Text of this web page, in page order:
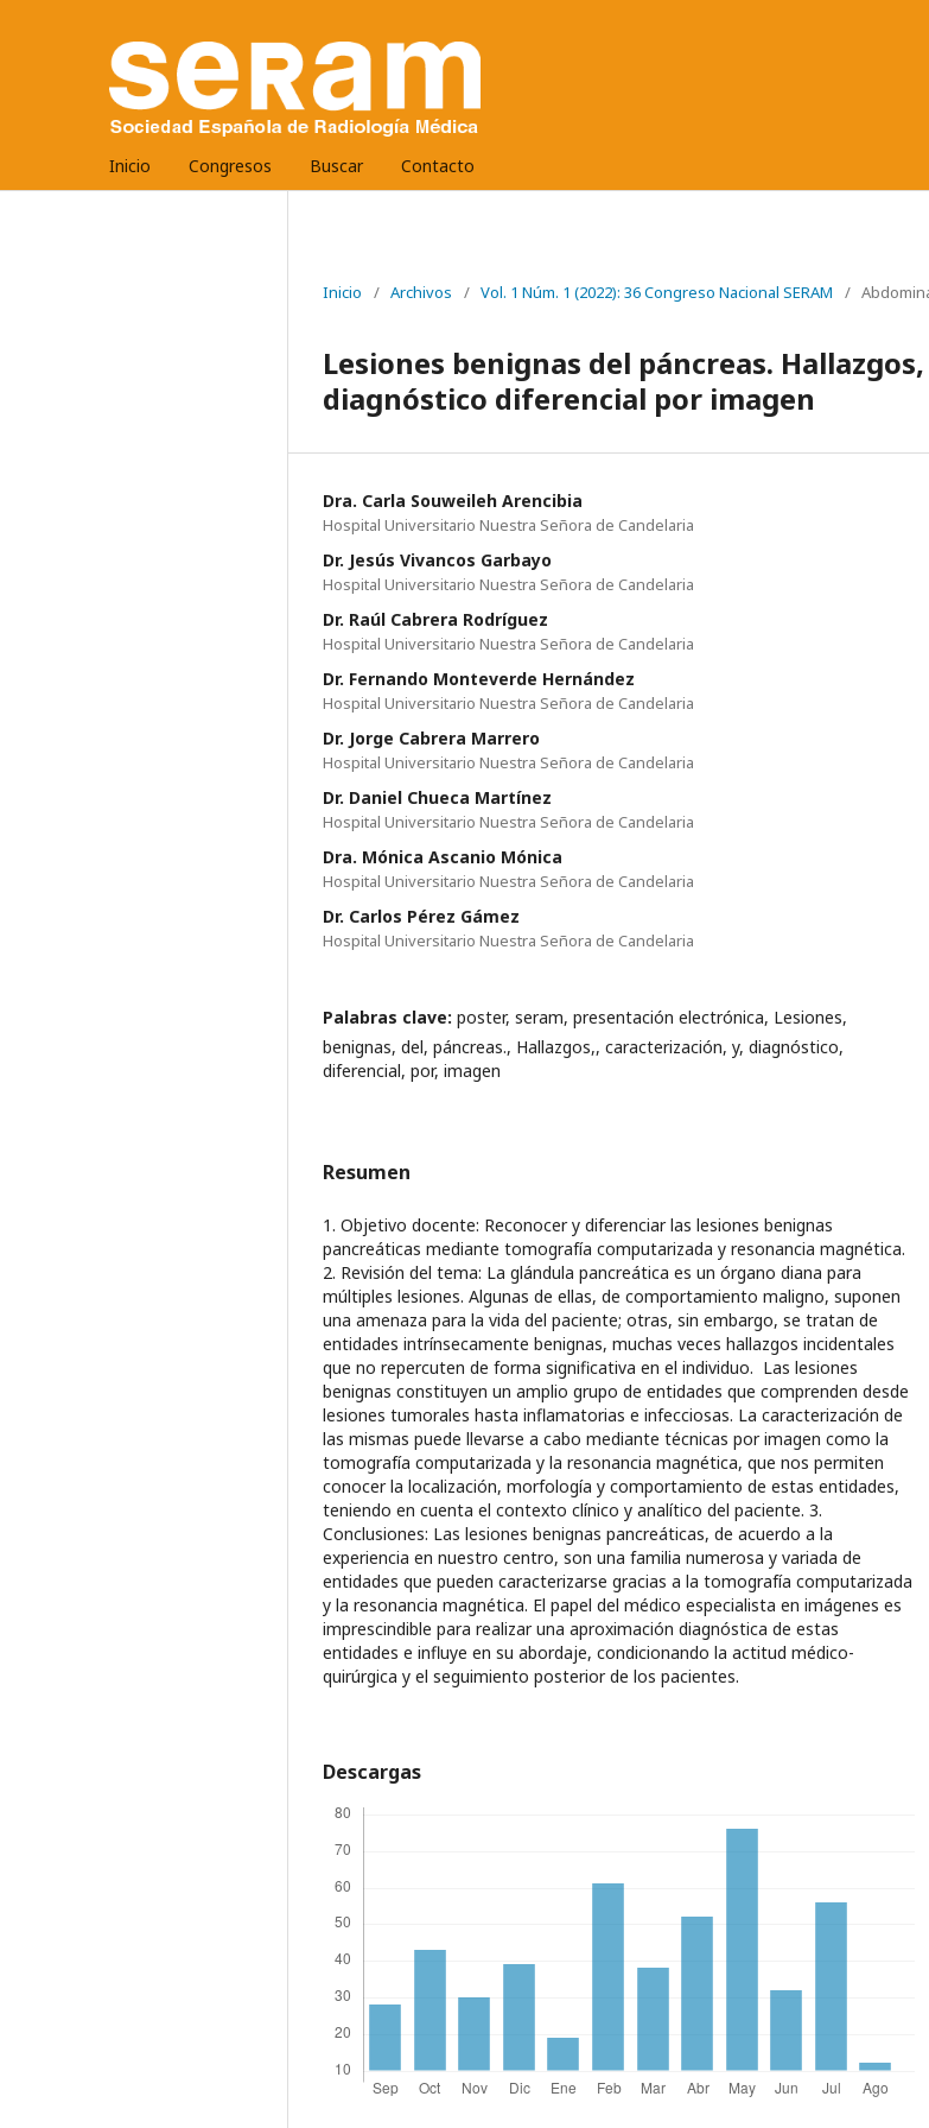
Inicio Congresos Buscar Contacto
Inicio / Archivos / Vol. 1 Núm. 1 (2022): 36 Congreso Nacional SERAM /
Lesiones benignas del páncreas.
diagnóstico diferencial por imagen
Dra. Carla Souweileh Arencibia
Hospital Universitario Nuestra Señora de Candelaria
Dr. Jesús Vivancos Garbayo
Hospital Universitario Nuestra Señora de Candelaria
Dr. Raúl Cabrera Rodríguez
Hospital Universitario Nuestra Señora de Candelaria
Dr. Fernando Monteverde Hernández
Hospital Universitario Nuestra Señora de Candelaria
Dr. Jorge Cabrera Marrero
Hospital Universitario Nuestra Señora de Candelaria
Dr. Daniel Chueca Martínez
Hospital Universitario Nuestra Señora de Candelaria
Dra. Mónica Ascanio Mónica
Hospital Universitario Nuestra Señora de Candelaria
Dr. Carlos Pérez Gámez
Hospital Universitario Nuestra Señora de Candelaria
Palabras clave: poster, seram, presentación electrónica, Lesiones,
benignas, del, páncreas., Hallazgos,, caracterización, y, diagnóstico,
diferencial, por, imagen
Resumen
1. Objetivo docente: Reconocer y diferenciar las lesiones benignas
pancreáticas mediante tomografía computarizada y resonancia magnética.
2. Revisión del tema: La glándula pancreática es un órgano diana para
múltiples lesiones. Algunas de ellas, de comportamiento maligno, suponen
una amenaza para la vida del paciente; otras, sin embargo, se tratan de
entidades intrínsecamente benignas, muchas veces hallazgos incidentales
que no repercuten de forma significativa en el individuo. Las lesiones
benignas constituyen un amplio grupo de entidades que comprenden desde
lesiones tumorales hasta inflamatorias e infecciosas. La caracterización de
las mismas puede llevarse a cabo mediante técnicas por imagen como la
tomografía computarizada y la resonancia magnética, que nos permiten
conocer la localización, morfología y comportamiento de estas entidades,
teniendo en cuenta el contexto clínico y analítico del paciente. 3.
Conclusiones: Las lesiones benignas pancreáticas, de acuerdo a la
experiencia en nuestro centro, son una familia numerosa y variada de
entidades que pueden caracterizarse gracias a la tomografía computarizada
y la resonancia magnética. El papel del médico especialista en imágenes es
imprescindible para realizar una aproximación diagnóstica de estas
entidades e influye en su abordaje, condicionando la actitud médico-
quirúrgica y el seguimiento posterior de los pacientes.
Descargas